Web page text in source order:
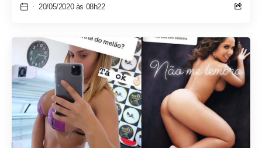
20/05/2020 às 08h22